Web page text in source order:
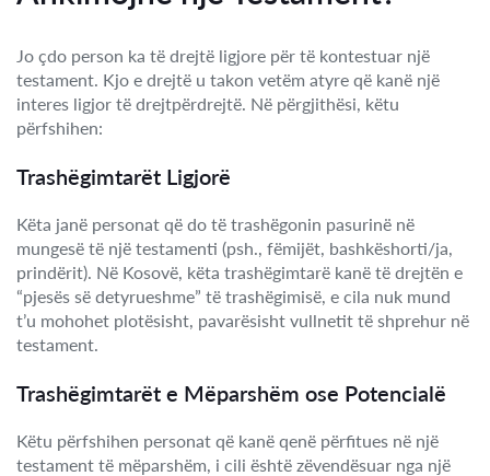
Jo çdo person ka të drejtë ligjore për të kontestuar një
testament. Kjo e drejtë u takon vetëm atyre që kanë një
interes ligjor të drejtpërdrejtë. Në përgjithësi, këtu
përfshihen:
Trashëgimtarët Ligjorë
Këta janë personat që do të trashëgonin pasurinë në
mungesë të një testamenti (psh., fëmijët, bashkëshorti/ja,
prindërit). Në Kosovë, këta trashëgimtarë kanë të drejtën e
“pjesës së detyrueshme” të trashëgimisë, e cila nuk mund
t’u mohohet plotësisht, pavarësisht vullnetit të shprehur në
testament.
Trashëgimtarët e Mëparshëm ose Potencialë
Këtu përfshihen personat që kanë qenë përfitues në një
testament të mëparshëm, i cili është zëvendësuar nga një